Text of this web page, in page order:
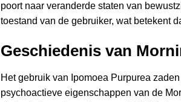
poort naar veranderde staten van
toestand van de gebruiker, wat betekent
Geschiedenis van
Het gebruik van Ipomoea Purpurea
psychoactieve eigenschappen van de